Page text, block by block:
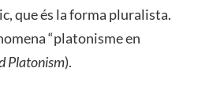
que és la forma pluralista.
“platonisme en
Platonism).